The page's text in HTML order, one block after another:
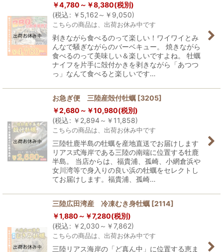
￥4,780～ ￥8,380(税別)
(税込: ￥ 5,162～ ￥ 9,050)
こちらの商品は、出荷お休み中です
剥きながら食べるのって楽しい！ワイワイとみ
んなで騒ぎながらのバーベキュー。 焼きながら
食べるのって美味しい＆楽しいですよね。 牡蠣
ナイフを片手に殻付かきを剥きながら「あつつ
っ」なんて食べると楽しいです…
お急ぎ便 三陸産殻付牡蠣 [3205]
￥2,680～ ￥10,980(税別)
(税込: ￥ 2,894～ ￥ 11,858)
こちらの商品は、出荷お休み中です
三陸牡鹿半島の牡蠣を産地直送でお届けします
リアス式海岸である三陸の南端に位置する牡鹿
半島。 当店からは、福貴浦、孤崎、小網倉浜や
女川湾等で身入りの良い浜の牡蠣をセレクトし
てお届けします。福貴浦、孤崎…
三陸広田湾産 冷凍むき身牡蠣 [2114]
￥1,880～ ￥7,280(税別)
(税込: ￥ 2,030～ ￥7,862)
こちらの商品は、出荷お休み中です
三陸リアス海岸の「ど真ん中」に位置する恵ま